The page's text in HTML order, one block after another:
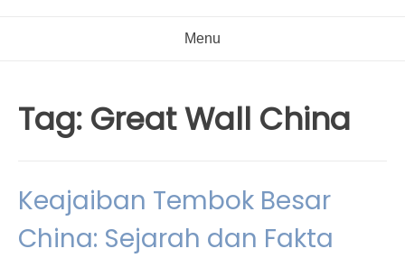
Menu
Tag: Great Wall China
Keajaiban Tembok Besar
China: Sejarah dan Fakta